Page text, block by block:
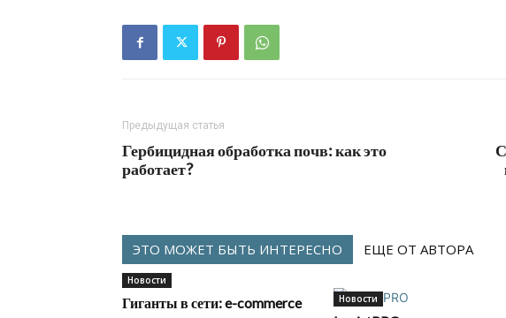
Предыдущая статья
Гербицидная обработка почв: как это
работает?
ЭТО МОЖЕТ БЫТЬ ИНТЕРЕСНО ЕЩЕ ОТ АВТОРА
Новости
Гиганты в сети: e-commerce
Новости